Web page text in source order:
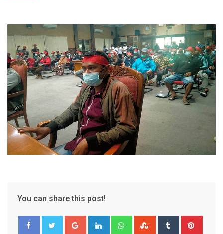
You can share this post!
Google+ LinkedIn WhatsappStumbleUpon
Tumblr